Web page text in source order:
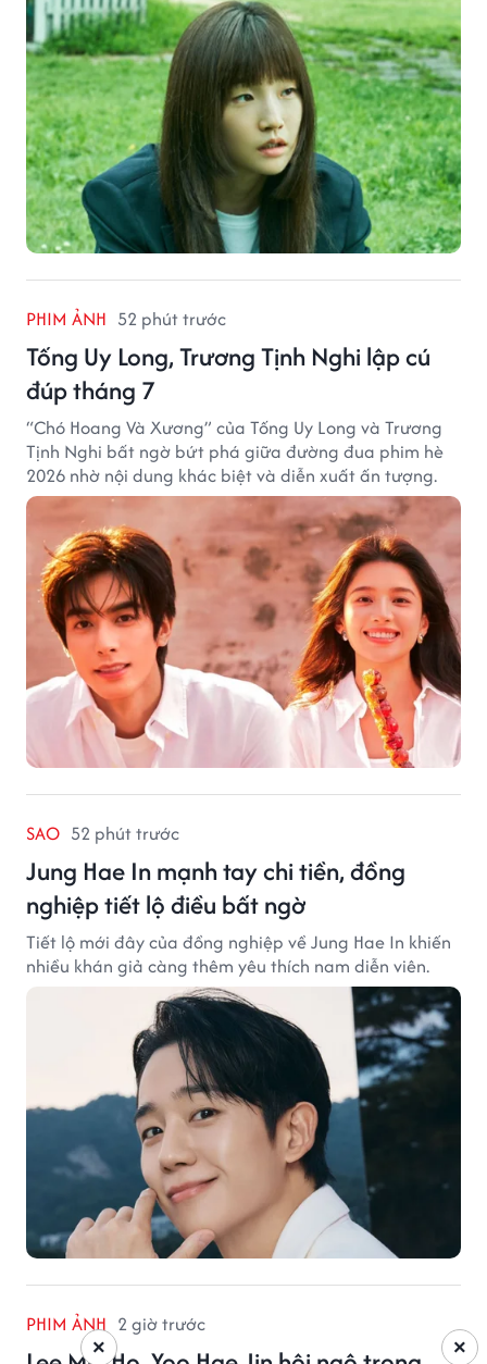
PHIM ẢNH 52 phút trước
Tống Uy Long, Trương Tịnh Nghi lập cú
đúp tháng 7
“Chó Hoang Và Xương” của Tống Uy Long và Trương
Tịnh Nghi bất ngờ bứt phá giữa đường đua phim hè
2026 nhờ nội dung khác biệt và diễn xuất ấn tượng.
SAO 52 phút trước
Jung Hae In mạnh tay chi tiền, đồng
nghiệp tiết lộ điều bất ngờ
Tiết lộ mới đây của đồng nghiệp về Jung Hae In khiến
nhiều khán giả càng thêm yêu thích nam diễn viên.
PHIM ẢNH 2 giờ trước
×
×